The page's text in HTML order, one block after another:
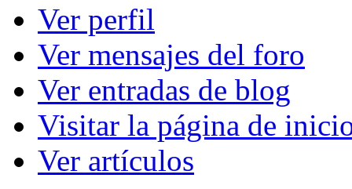
Ver perfil
Ver mensajes del foro
Ver entradas de blog
Visitar la página de
Ver artículos